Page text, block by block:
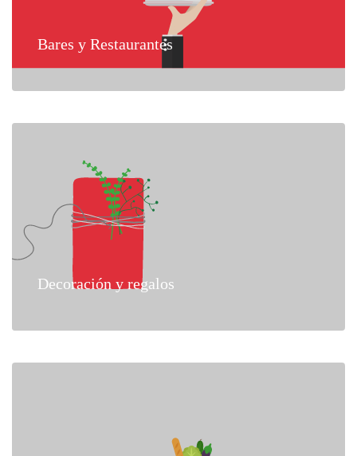
Bares y Restaurantes
Decoración y regalos